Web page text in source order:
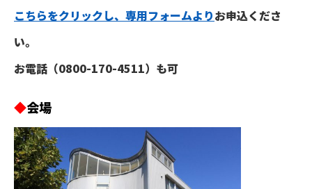
こちらをクリックし、専用フォームよりお申込くださ
い。
お電話（0800-170-4511）も可
◆会場